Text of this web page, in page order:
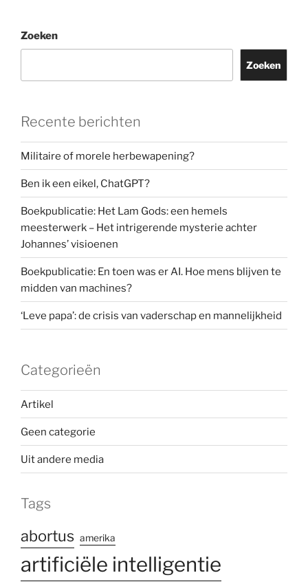
Zoeken
Zoeken
Recente berichten
Militaire of morele herbewapening?
Ben ik een eikel, ChatGPT?
Boekpublicatie: Het Lam Gods: een hemels
meesterwerk – Het intrigerende mysterie achter
Johannes’ visioenen
Boekpublicatie: En toen was er AI. Hoe mens blijven te
midden van machines?
‘Leve papa’: de crisis van vaderschap en mannelijkheid
Categorieën
Artikel
Geen categorie
Uit andere media
Tags
abortus amerika
artificiële intelligentie